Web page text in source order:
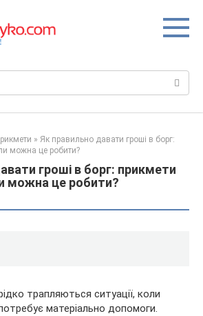
» Як правильно давати гроші в борг:
можна це робити?
гроші в борг: прикмети
можна це робити?
трапляються ситуації, коли
матеріально допомоги.